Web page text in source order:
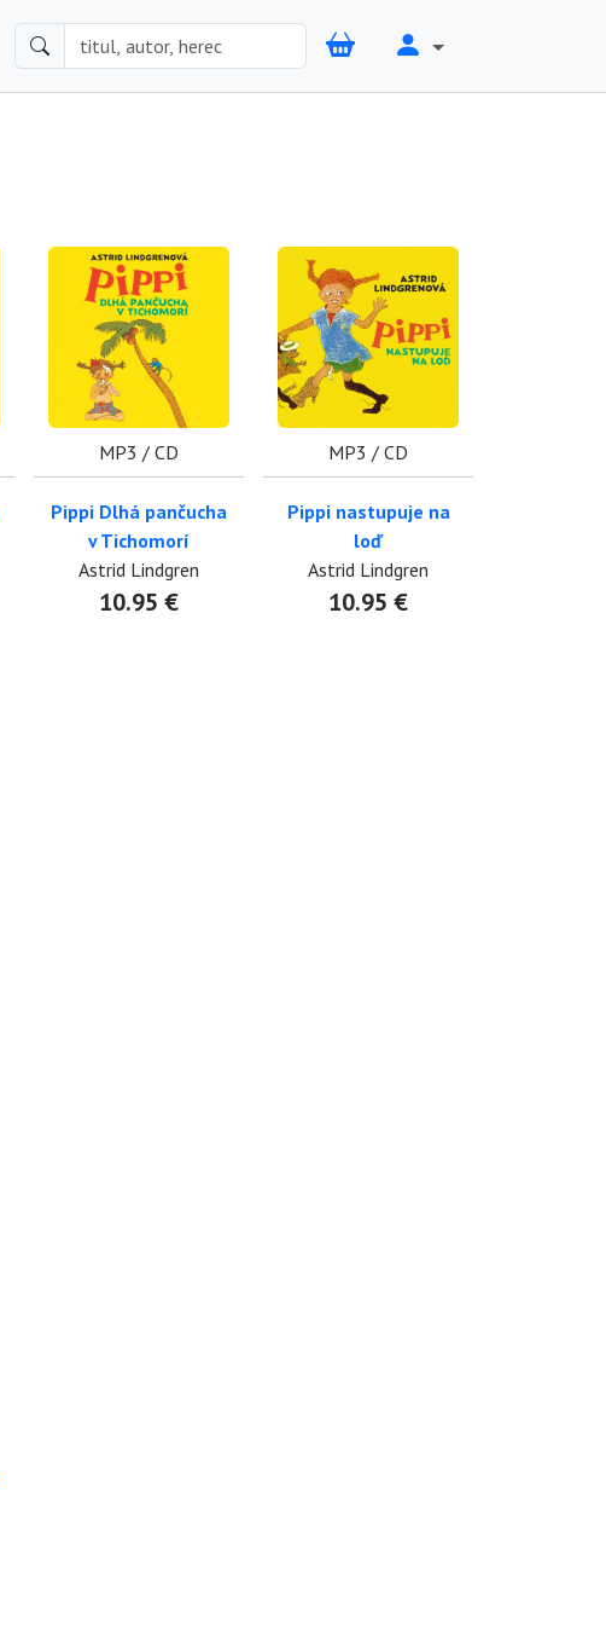
MP3 / CD
Pippi Dlhá pančucha
v Tichomorí
Astrid Lindgren
10.95 €
MP3 / CD
Pippi nastupuje na
loď
Astrid Lindgren
10.95 €